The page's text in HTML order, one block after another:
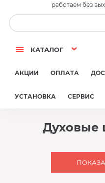
работаем без
КАТАЛОГ
АКЦИИ ОПЛАТА
УСТАНОВКА СЕРВИС
Духовые